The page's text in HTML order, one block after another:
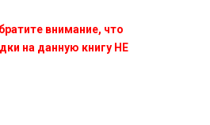
внимание, что
на данную книгу НЕ